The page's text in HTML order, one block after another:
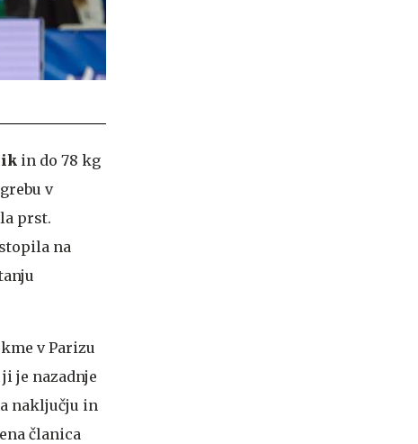
in do 78 kg
v
prst.
na
v Parizu
je nazadnje
naključju in
članica